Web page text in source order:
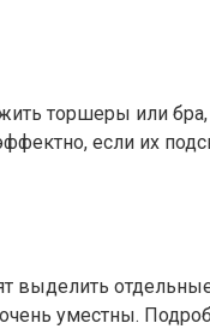
торшеры или
если их
выделить
уместны.